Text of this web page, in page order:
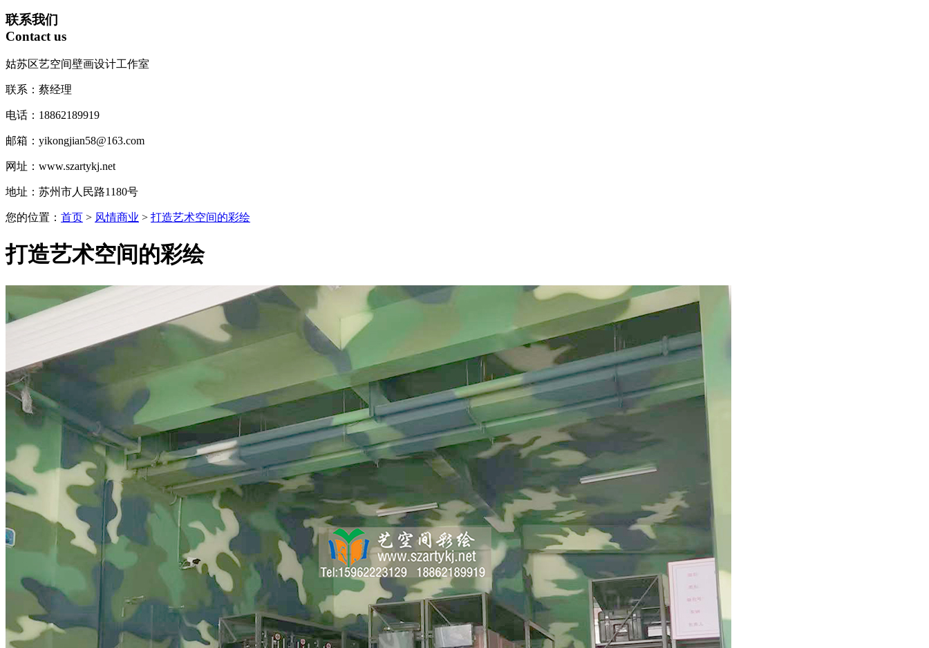
联系我们
Contact us
姑苏区艺空间壁画设计工作室
联系：蔡经理
电话：18862189919
邮箱：yikongjian58@163.com
网址：www.szartykj.net
地址：苏州市人民路1180号
您的位置： 首页 > 风情商业 > 打造艺术空间的彩绘
打造艺术空间的彩绘